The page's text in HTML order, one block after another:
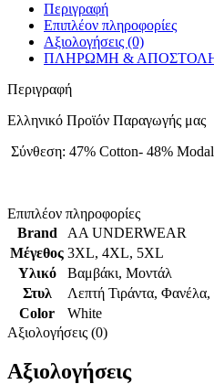
Περιγραφή
Επιπλέον πληροφορίες
Αξιολογήσεις (0)
ΠΛΗΡΩΜΗ &
Περιγραφή
Ελληνικό Προϊόν Παραγωγής μας
Σύνθεση: 47% Cotton- 48%
Επιπλέον πληροφορίες
Brand
AA UNDERWEAR
Μέγεθος 3XL, 4XL, 5XL
Υλικό
Βαμβάκι, Μοντάλ
Στυλ
Λεπτή Τιράντα, Φανέλα,
Color
White
Αξιολογήσεις (0)
Αξιολογήσεις